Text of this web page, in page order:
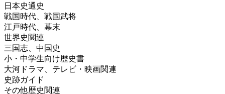
日本史通史
戦国時代、戦国武将
江戸時代、幕末
世界史関連
三国志、中国史
小・中学生向け歴史書
大河ドラマ、テレビ・映画関連
史跡ガイド
その他歴史関連